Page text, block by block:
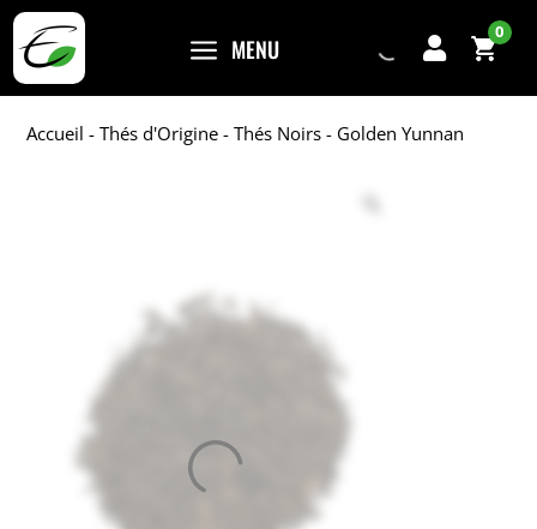
a MENU 
0
Accueil -Thés d'Origine -Thés Noirs - Golden Yunnan